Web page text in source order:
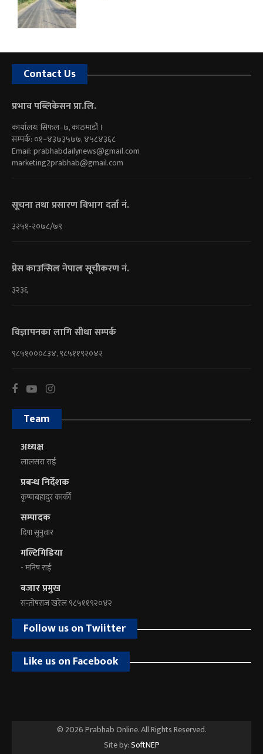
Contact Us
प्रभाव पब्लिकेसन प्रा.लि.
कार्यालय: सिफल–७, काठमाडौं ।
सम्पर्क: ०१–४३७३५७७, ४५८४३६८
Email:prabhabdailynews@gmail.com
marketing2prabhab@gmail.com
सूचना तथा प्रसारण विभाग दर्ता नं.
३२५१-२०७८/७९
प्रेस काउन्सिल नेपाल सूचीकरण नं.
३२३६
विज्ञापनका लागि सीधा सम्पर्क
९८५१०००८३४, ९८५११९२०४२
Team
अध्यक्ष
लालसरा राई
प्रबन्ध निर्देशक
कृष्णबहादुर कार्की
सम्पादक
दिपा सुनुवार
मल्टिमिडिया
- मनिष राई
बजार प्रमुख
सन्तोषराज खरेल ९८५११९२०४२
Follow us on Twiitter
Like us on Facebook
© 2026 Prabhab Online. All Rights Reserved.
Site by:SoftNEP